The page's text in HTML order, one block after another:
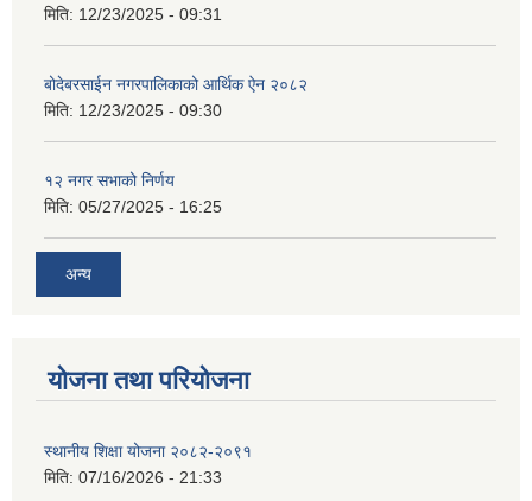
मिति: 12/23/2025 - 09:31
बोदेबरसाईन नगरपालिकाको आर्थिक ऐन २०८२
मिति: 12/23/2025 - 09:30
१२ नगर सभाको निर्णय
मिति: 05/27/2025 - 16:25
अन्य
योजना तथा परियोजना
स्थानीय शिक्षा योजना २०८२-२०९१
मिति: 07/16/2026 - 21:33